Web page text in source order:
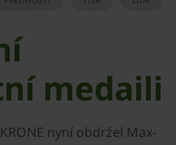
medaili
nyní obdržel Max-